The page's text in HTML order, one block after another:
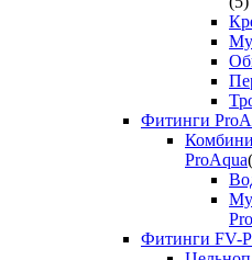
Фитинги
ProAqua
Фитинги FV-